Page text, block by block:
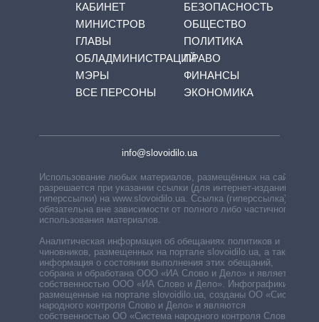
КАБИНЕТ
МИНИСТРОВ
ГЛАВЫ
ОБЛАДМИНИСТРАЦИЙ
МЭРЫ
ВСЕ ПЕРСОНЫ
БЕЗОПАСНОСТЬ
ОБЩЕСТВО
ПОЛИТИКА
ПРАВО
ФИНАНСЫ
ЭКОНОМИКА
info@slovoidilo.ua
Использование любых материалов, размещённых на сайте,
разрешается при указании ссылки (для интернет-изданий —
гиперссылки) на www.slovoidilo.ua. Ссылка (гиперссылка)
обязательна вне зависимости от полного либо частичного
использования материалов.
Аналитическая информация об обещаниях политиков и
чиновников, размещенных на портале slovoidilo.ua, а также
информация о состоянии выполнения этих обещаний,
собрана и обработана ООО «ИА Слово и Дело» и является
собственностью ООО «ИА Слово и Дело». Инфографики,
размещенные на портале slovoidilo.ua, созданы ОО «Система
народного контроля Слово и Дело» и являются
собственностью ОО «Система народного контроля Слово и